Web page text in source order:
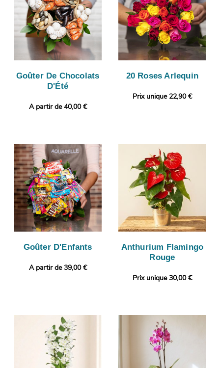
Goûter De Chocolats
D'Été
A partir de 40,00 €
20 Roses Arlequin
Prix unique 22,90 €
Goûter D'Enfants
A partir de 39,00 €
Anthurium Flamingo
Rouge
Prix unique 30,00 €